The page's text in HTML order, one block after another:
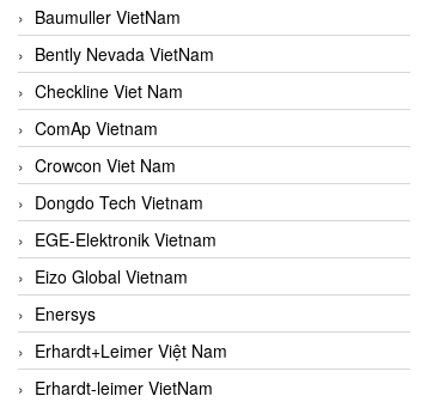
Baumuller VietNam
Bently Nevada VietNam
Checkline Viet Nam
ComAp Vietnam
Crowcon Viet Nam
Dongdo Tech Vietnam
EGE-Elektronik Vietnam
Eizo Global Vietnam
Enersys
Erhardt+Leimer Việt Nam
Erhardt-leimer VietNam